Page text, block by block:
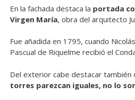
En la fachada destaca la portada
Virgen María, obra del arquitecto
Fue añadida en 1795, cuando
Pascual de Riquelme recibió el
Del exterior cabe destacar también
torres parezcan iguales, no lo